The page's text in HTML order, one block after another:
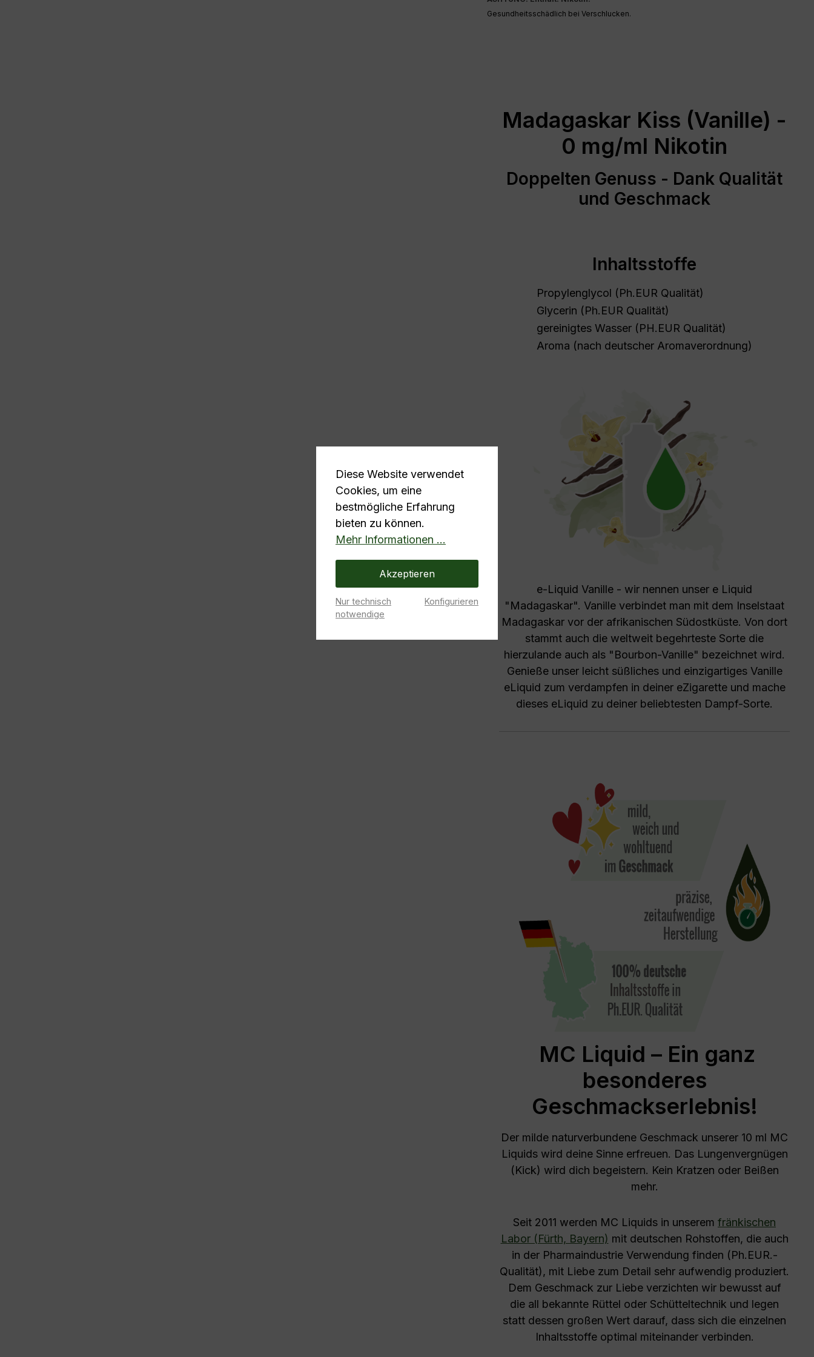
Gesundheitsschädlich bei Verschlucken.
Madagaskar Kiss (Vanille) -
0 mg/ml Nikotin
Doppelten Genuss - Dank Qualität
und Geschmack
Inhaltsstoffe
Propylenglycol (Ph.EUR Qualität)
Glycerin (Ph.EUR Qualität)
gereinigtes Wasser (PH.EUR Qualität)
Aroma (nach deutscher Aromaverordnung)
e-Liquid Vanille - wir nennen unser e Liquid
"Madagaskar". Vanille verbindet man mit dem Inselstaat
Madagaskar vor der afrikanischen Südostküste. Von dort
stammt auch die weltweit begehrteste Sorte die
hierzulande auch als "Bourbon-Vanille" bezeichnet wird.
Genieße unser leicht süßliches und einzigartiges Vanille
eLiquid zum verdampfen in deiner eZigarette und mache
dieses eLiquid zu deiner beliebtesten Dampf-Sorte.
MC Liquid – Ein ganz
besonderes
Geschmackserlebnis!
Der milde naturverbundene Geschmack unserer 10 ml MC
Liquids wird deine Sinne erfreuen. Das Lungenvergnügen
(Kick) wird dich begeistern. Kein Kratzen oder Beißen
mehr.
Seit 2011 werden MC Liquids in unserem fränkischen
Labor (Fürth, Bayern) mit deutschen Rohstoffen, die auch
in der Pharmaindustrie Verwendung finden (Ph.EUR.-
Qualität), mit Liebe zum Detail sehr aufwendig produziert.
Dem Geschmack zur Liebe verzichten wir bewusst auf
die all bekannte Rüttel oder Schütteltechnik und legen
statt dessen großen Wert darauf, dass sich die einzelnen
Inhaltsstoffe optimal miteinander verbinden.
Diese Website verwendet
Cookies, um eine
bestmögliche Erfahrung
bieten zu können.
Mehr Informationen ...
Akzeptieren
Nur technisch
notwendige
Konfigurieren